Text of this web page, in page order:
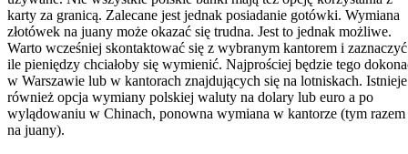
karty za granicą. Zalecane jest jednak posiadanie gotówki. Wymiana
złotówek na juany może okazać się trudna. Jest to jednak możliwe.
Warto wcześniej skontaktować się z wybranym kantorem i zaznaczyć
ile pieniędzy chciałoby się wymienić. Najprościej będzie tego
w Warszawie lub w kantorach znajdujących się na lotniskach. Istnieje
również opcja wymiany polskiej waluty na dolary lub euro a po
wylądowaniu w Chinach, ponowna wymiana w kantorze (tym razem
na juany).